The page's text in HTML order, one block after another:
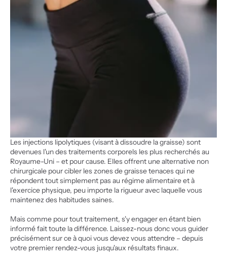
Les injections lipolytiques (visant à dissoudre la graisse) sont
devenues l'un des traitements corporels les plus recherchés au
Royaume-Uni – et pour cause. Elles offrent une alternative non
chirurgicale pour cibler les zones de graisse tenaces qui ne
répondent tout simplement pas au régime alimentaire et à
l'exercice physique, peu importe la rigueur avec laquelle vous
maintenez des habitudes saines.
Mais comme pour tout traitement, s'y engager en étant bien
informé fait toute la différence. Laissez-nous donc vous guider
précisément sur ce à quoi vous devez vous attendre – depuis
votre premier rendez-vous jusqu'aux résultats finaux.